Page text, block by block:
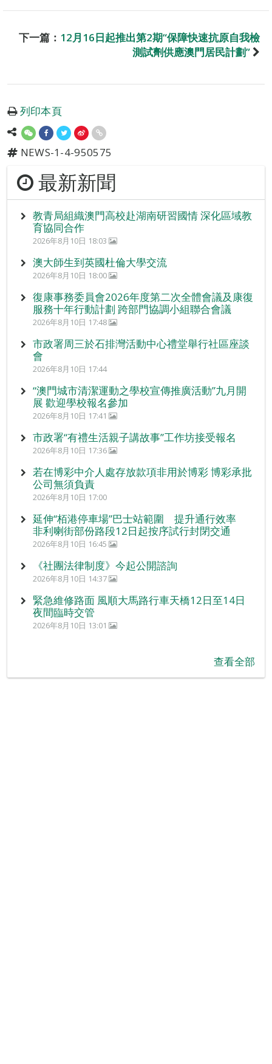
下一篇： 12月16日起推出第2期“保障快速抗原自我檢
測試劑供應澳門居民計劃”
列印本頁
NEWS-1-4-950575
最新新聞
教青局組織澳門高校赴湖南研習國情 深化區域教
育協同合作
2026年8月10日 18:03
澳大師生到英國杜倫大學交流
2026年8月10日 18:00
復康事務委員會2026年度第二次全體會議及康復
服務十年行動計劃 跨部門協調小組聯合會議
2026年8月10日 17:48
市政署周三於石排灣活動中心禮堂舉行社區座談
會
2026年8月10日 17:44
“澳門城市清潔運動之學校宣傳推廣活動”九月開
展 歡迎學校報名參加
2026年8月10日 17:41
市政署“有禮生活親子講故事”工作坊接受報名
2026年8月10日 17:36
若在博彩中介人處存放款項非用於博彩 博彩承批
公司無須負責
2026年8月10日 17:00
延伸“栢港停車場”巴士站範圍 提升通行效率
非利喇街部份路段12日起按序試行封閉交通
2026年8月10日 16:45
《社團法律制度》今起公開諮詢
2026年8月10日 14:37
緊急維修路面 風順大馬路行車天橋12日至14日
夜間臨時交管
2026年8月10日 13:01
查看全部